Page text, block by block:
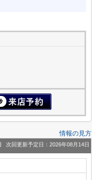
情報の見方
次回更新予定日：2026年08月14日